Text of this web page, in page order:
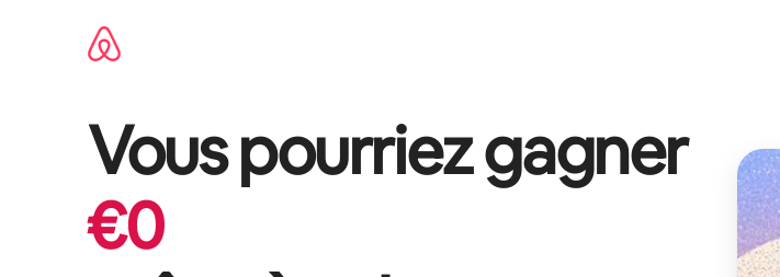
Vous pourriez gagner
€0